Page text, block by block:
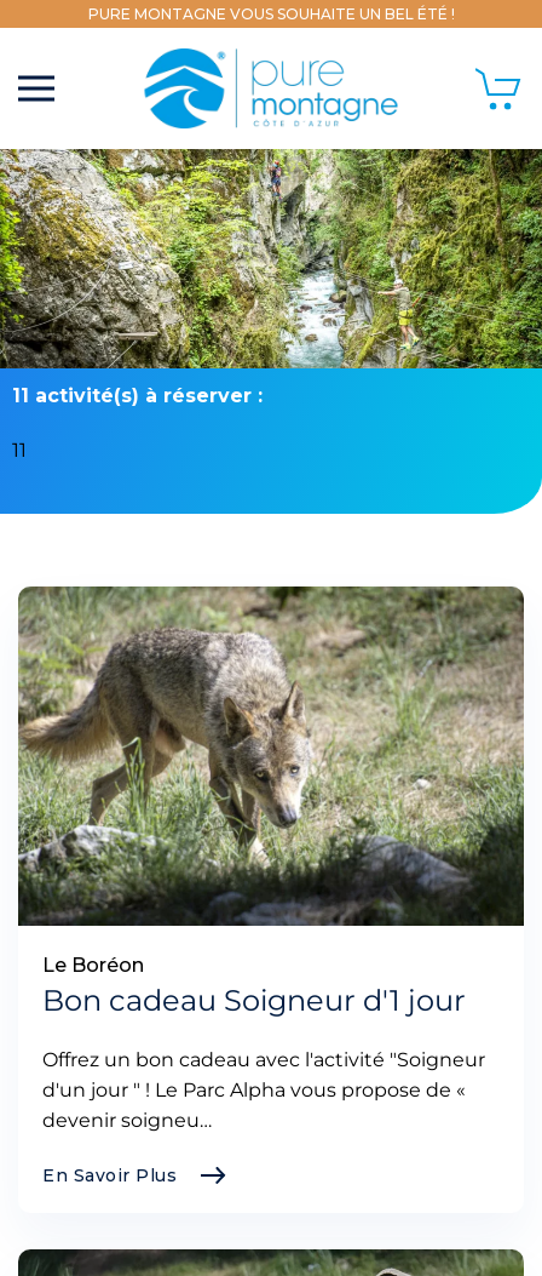
PURE MONTAGNE VOUS SOUHAITE UN BEL ÉTÉ !
11 activité(s) à réserver :
11
Le Boréon
Bon cadeau Soigneur d'1 jour
Offrez un bon cadeau avec l'activité "Soigneur
d'un jour " ! Le Parc Alpha vous propose de «
devenir soigneu…
En Savoir Plus